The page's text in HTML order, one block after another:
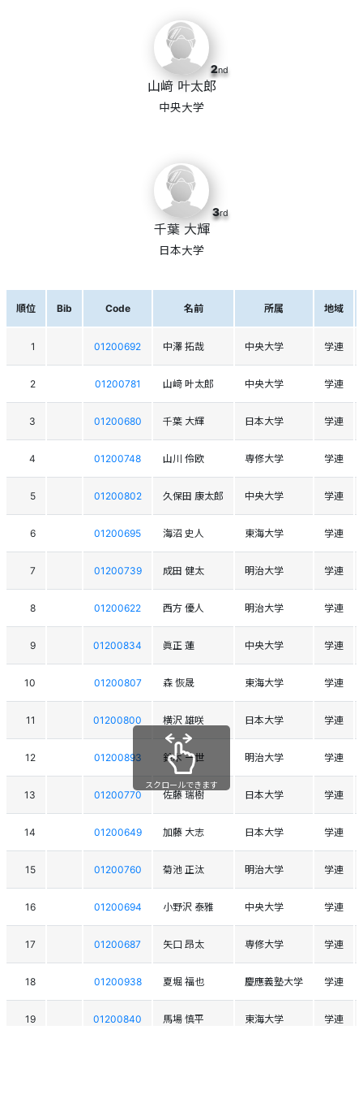
2nd
山﨑 叶太郎
中央大学
3rd
千葉 大輝
日本大学
順位 Bib Code 名前 所属 地域
1 01200692 中澤 拓哉 中央大学 学連
2 01200781 山﨑 叶太郎 中央大学 学連
3 01200680 千葉 大輝 日本大学 学連
4 01200748 山川 伶欧 専修大学 学連
5 01200802 久保田 康太郎 中央大学 学連
6 01200695 海沼 史人 東海大学 学連
7 01200739 成田 健太 明治大学 学連
8 01200622 西方 優人 明治大学 学連
9 01200834 眞正 蓮 中央大学 学連
10 01200807 森 恢晟 東海大学 学連
11 01200800 横沢 雄咲 日本大学 学連
12 01200893 鈴木 一世 明治大学 学連
13 01200770 佐藤 瑞樹 日本大学 学連
14 01200649 加藤 大志 日本大学 学連
15 01200760 菊池 正汰 明治大学 学連
16 01200694 小野沢 泰雅 中央大学 学連
17 01200687 矢口 昂太 専修大学 学連
18 01200938 夏堀 福也 慶應義塾大学 学連
19 01200840 馬場 慎平 東海大学 学連
スクロールできます